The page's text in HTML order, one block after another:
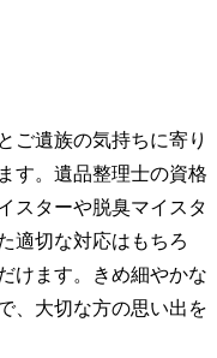
ご遺族の気持ちに寄り
す。遺品整理士の資格
スターや脱臭マイスタ
適切な対応はもちろ
けます。きめ細やかな
、大切な方の思い出を